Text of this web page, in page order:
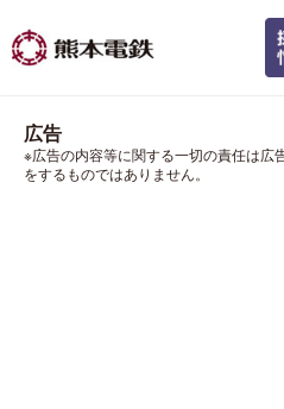
広告
※広告の内容等に関する一切の責任は広
をするものではありません。